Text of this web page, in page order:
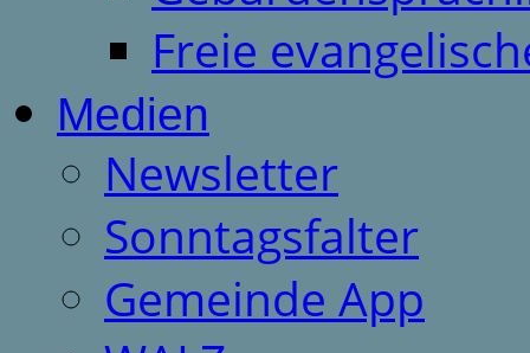
Freie
Medien
Newsletter
Sonntagsfalter
Gemeinde App